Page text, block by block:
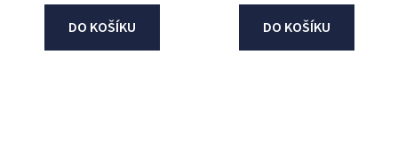
DO KOŠÍKU DO KOŠÍKU